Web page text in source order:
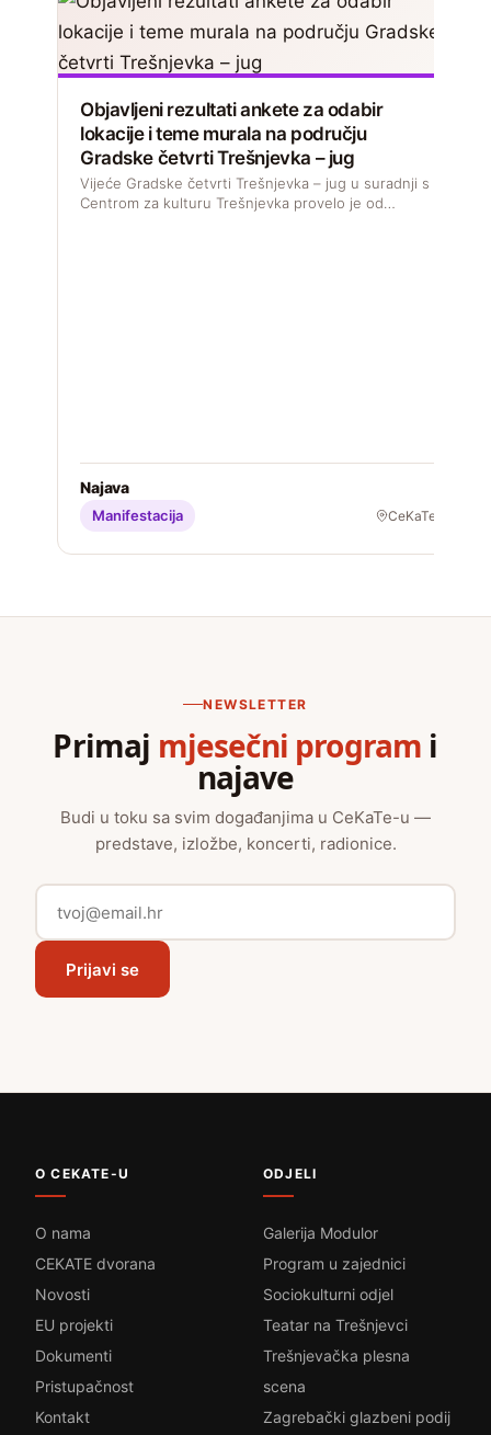
Objavljeni rezultati ankete za odabir
lokacije i teme murala na području
Gradske četvrti Trešnjevka – jug
Vijeće Gradske četvrti Trešnjevka – jug u suradnji s
Centrom za kulturu Trešnjevka provelo je od…
Najava
Manifestacija CeKaTe
NEWSLETTER
Primaj mjesečni program i
najave
Budi u toku sa svim događanjima u CeKaTe-u —
predstave, izložbe, koncerti, radionice.
Prijavi se
O CEKATE-U
O nama
CEKATE dvorana
Novosti
EU projekti
Dokumenti
Pristupačnost
Kontakt
ODJELI
Galerija Modulor
Program u zajednici
Sociokulturni odjel
Teatar na Trešnjevci
Trešnjevačka plesna
scena
Zagrebački glazbeni podij